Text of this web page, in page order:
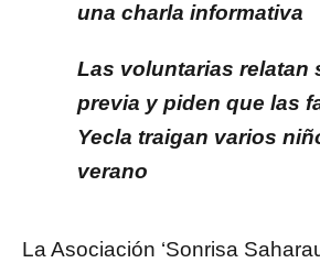
una charla informativa
Las voluntarias relatan
previa y piden que las
Yecla traigan varios
verano
La Asociación ‘Sonrisa